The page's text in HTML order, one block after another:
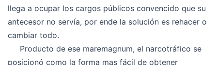
llega a ocupar los cargos públicos convencido que su
antecesor no servía, por ende la solución es rehacer o
cambiar todo.
Producto de ese maremagnum, el narcotráfico se
posicionó como la forma mas fácil de obtener